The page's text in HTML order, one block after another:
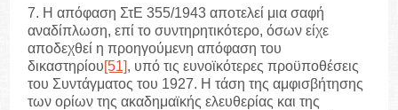
7. Η απόφαση ΣτΕ 355/1943 αποτελεί μια σαφή
αναδίπλωση, επί το συντηρητικότερο, όσων είχε
αποδεχθεί η προηγούμενη απόφαση του
δικαστηρίου[51], υπό τις ευνοϊκότερες προϋποθέσεις
του Συντάγματος του 1927. Η τάση της αμφισβήτησης
των ορίων της ακαδημαϊκής ελευθερίας και της